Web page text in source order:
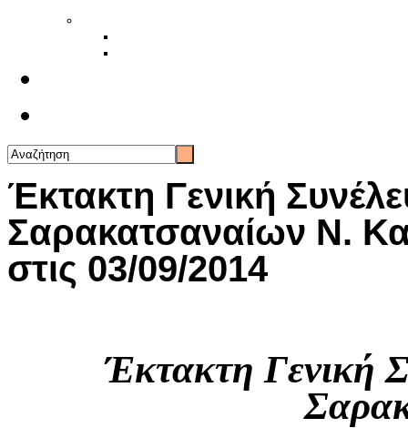
Έκτακτη Γενική
Σαρακατσαναίων Ν.
στις 03/09/2014
Έκτακτη Γενική